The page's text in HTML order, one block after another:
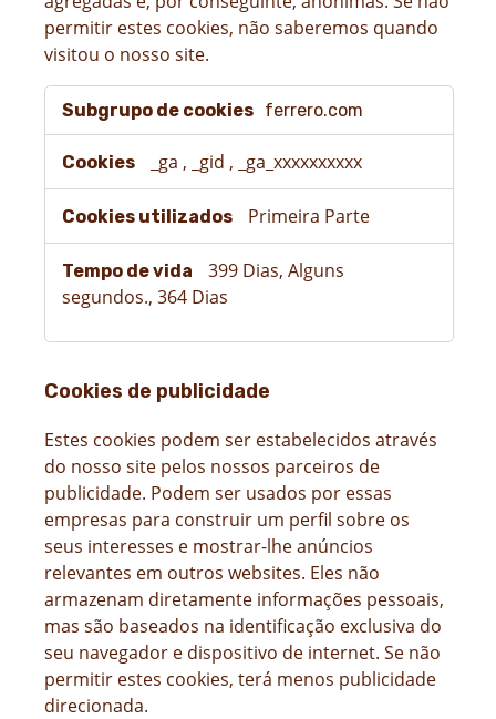
permitir estes cookies, não saberemos quando
visitou o nosso site.
Cookie
para
medição
do
ferrero.com
_ga , _gid , _ga_xxxxxxxxxx
Primeira Parte
399 Dias, Alguns
segundos., 364 Dias
Cookies de publicidade
Estes cookies podem ser estabelecidos através
do nosso site pelos nossos parceiros de
publicidade. Podem ser usados por essas
empresas para construir um perfil sobre os
seus interesses e mostrar-lhe anúncios
relevantes em outros websites. Eles não
armazenam diretamente informações pessoais,
mas são baseados na identificação exclusiva do
seu navegador e dispositivo de internet. Se não
permitir estes cookies, terá menos publicidade
direcionada.